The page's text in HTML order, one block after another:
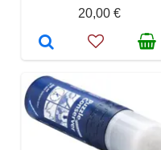
20,00 €